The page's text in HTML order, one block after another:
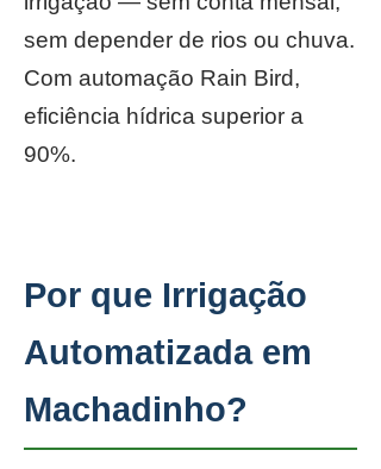
sem depender de rios ou chuva.
Com automação Rain Bird,
eficiência hídrica superior a
90%.
Por que Irrigação
Automatizada em
Machadinho?